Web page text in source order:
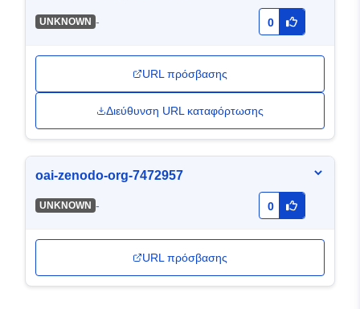
UNKNOWN - 0
URL πρόσβασης
Διεύθυνση URL καταφόρτωσης
oai-zenodo-org-7472957
UNKNOWN - 0
URL πρόσβασης